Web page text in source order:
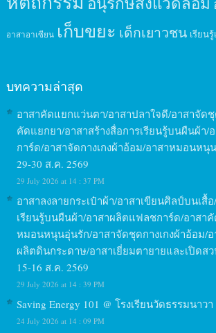
อาสาอาเซียน เก็บขยะ เด็กเยาวชน เรียน
บทความล่าสุด
อาสาคัดแยกแว่นตา/อาสาปลาใจดี/อาสาจัด
คัดแยกยา/อาสาสร้างสื่อการเรียนรู้บนผืนผ้า
การ์ด/อาสาจัดกางเกงผ้าอ้อม/อาสาหมอนหนุ
29-30 ส.ค. 2569
29 July 2026 at 14 : 37 PM
อาสาลงลายกระเป๋าผ้า/อาสาเขียนศิลป์บนเสื้
เรียนรู้บนผืนผ้า/อาสาผลิตแฟลชการ์ด/อาสา
หมอนหนุนอุ่นรัก/อาสาจัดชุดกางเกงผ้าอ้อม/
ผลิตดินกระดาษ/อาสาเยี่ยมตายายและเปิดส
15-16 ส.ค. 2569
29 July 2026 at 14 : 39 PM
Saving Energy 101 @ โรงเรียนวัดธรรมนาวา
24 July 2026 at 14 : 09 PM